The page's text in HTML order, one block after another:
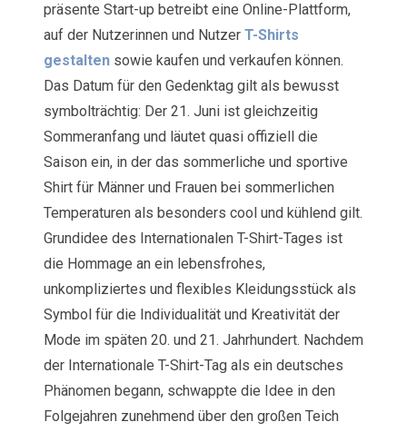
präsente Start-up betreibt eine Online-Plattform,
auf der Nutzerinnen und Nutzer T-Shirts
gestalten sowie kaufen und verkaufen können.
Das Datum für den Gedenktag gilt als bewusst
symbolträchtig: Der 21. Juni ist gleichzeitig
Sommeranfang und läutet quasi offiziell die
Saison ein, in der das sommerliche und sportive
Shirt für Männer und Frauen bei sommerlichen
Temperaturen als besonders cool und kühlend gilt.
Grundidee des Internationalen T-Shirt-Tages ist
die Hommage an ein lebensfrohes,
unkompliziertes und flexibles Kleidungsstück als
Symbol für die Individualität und Kreativität der
Mode im späten 20. und 21. Jahrhundert. Nachdem
der Internationale T-Shirt-Tag als ein deutsches
Phänomen begann, schwappte die Idee in den
Folgejahren zunehmend über den großen Teich